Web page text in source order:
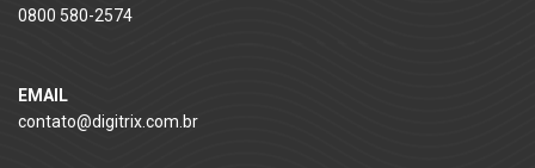
0800 580-2574
EMAIL
contato@digitrix.com.br